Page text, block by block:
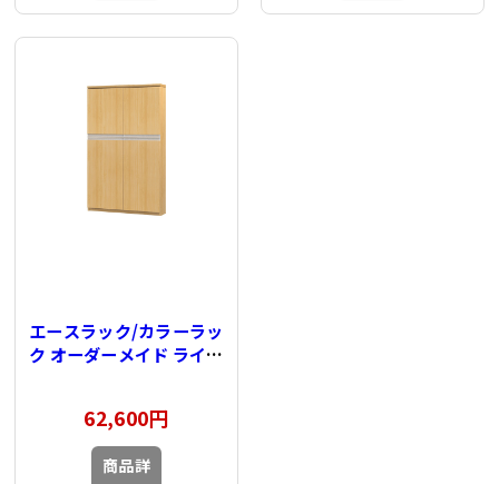
エースラック/カラーラッ
ク オーダーメイド ライン
90cm（タフタイプ）
62,600円
商品詳